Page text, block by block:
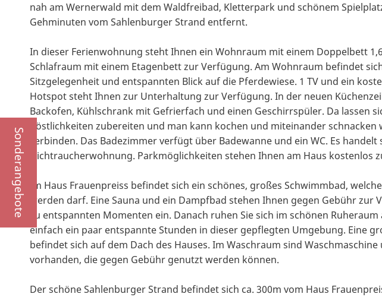
Sonderangebote
nah am Wernerwald mit dem Waldfreibad, Kletterpark und schönem
Gehminuten vom Sahlenburger Strand entfernt.
In dieser Ferienwohnung steht Ihnen ein Wohnraum mit einem Doppelbett
Schlafraum mit einem Etagenbett zur Verfügung. Am Wohnraum befindet
Sitzgelegenheit und entspannten Blick auf die Pferdewiese. 1 TV und ein
Hotspot steht Ihnen zur Unterhaltung zur Verfügung. In der neuen
Backofen, Kühlschrank mit Gefrierfach und einen Geschirrspüler. Da lassen
Köstlichkeiten zubereiten und man kann kochen und miteinander
verbinden. Das Badezimmer verfügt über Badewanne und ein WC. Es handelt
Nichtraucherwohnung. Parkmöglichkeiten stehen Ihnen am Haus kostenlos
Im Haus Frauenpreiss befindet sich ein schönes, großes Schwimmbad,
werden darf. Eine Sauna und ein Dampfbad stehen Ihnen gegen Gebühr zur
zu entspannten Momenten ein. Danach ruhen Sie sich im schönen Ruheraum
einfach ein paar entspannte Stunden in dieser gepflegten Umgebung. Eine
befindet sich auf dem Dach des Hauses. Im Waschraum sind
vorhanden, die gegen Gebühr genutzt werden können.
Der schöne Sahlenburger Strand befindet sich ca. 300m vom Haus